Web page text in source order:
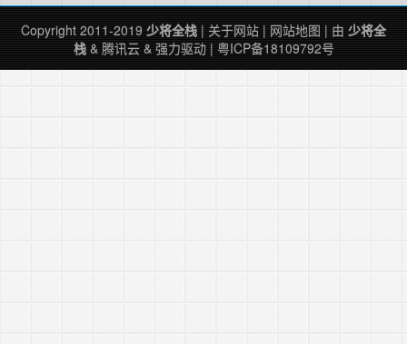
Copyright 2011-2019 少将全栈 | 关于网站 | 网站地图 | 由 少将全
栈& 腾讯云& 强力驱动| 粤ICP备18109792号